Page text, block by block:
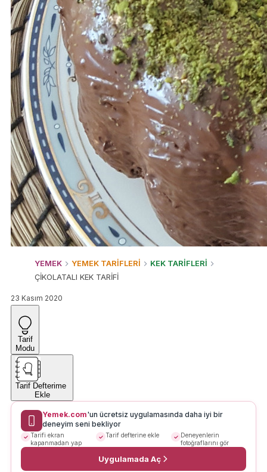
YEMEK YEMEK TARİFLERİ
KEK TARİFLERİ
ÇİKOLATALI KEK TARİFİ
23 Kasım 2020
Tarif
Modu
Tarif Defterime
Ekle
Yemek.com'un ücretsiz uygulamasında daha iyi bir
deneyim seni bekliyor
Tarifi ekran
kapanmadan yap
Tarif defterine ekle
Deneyenlerin
fotoğraflarını gör
Uygulamada Aç